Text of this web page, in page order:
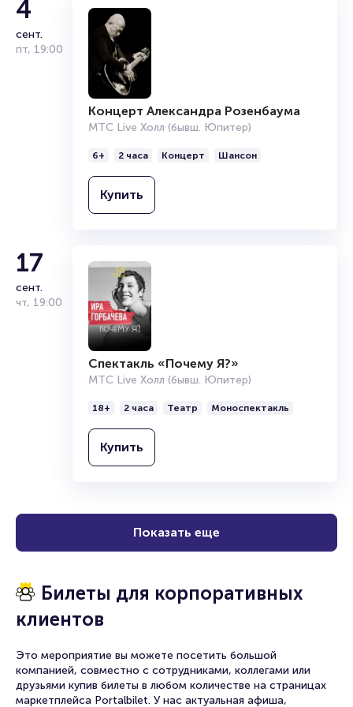
4
сент.
пт, 19:00
Концерт Александра Розенбаума
МТС Live Холл (бывш. Юпитер)
6+ 2 часа Концерт Шансон
Купить
17
сент.
чт, 19:00
Спектакль «Почему Я?»
МТС Live Холл (бывш. Юпитер)
18+ 2 часа Театр Моноспектакль
Купить
Показать еще
Билеты для корпоративных
клиентов
Это мероприятие вы можете посетить большой
компанией, совместно с сотрудниками, коллегами или
друзьями купив билеты в любом количестве на страницах
маркетплейса Portalbilet. У нас актуальная афиша,